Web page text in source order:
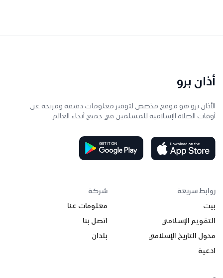
أذان برو
الأذان برو هو موقع مخصص لتوفير معلومات دقيقة ومريحة عن
أوقات الصلاة الإسلامية للمسلمين في جميع أنحاء العالم.
روابط سريعة
بيت
التقويم الإسلامي
محول التاريخ الإسلامي
ادعية
شركة
معلومات عنا
اتصل بنا
بلدان